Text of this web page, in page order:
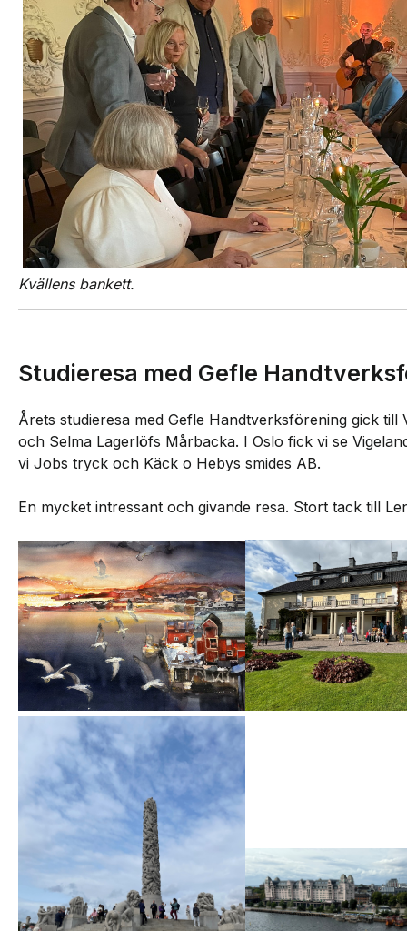
Kvällens bankett.
Studieresa med Gefle
Årets studieresa med Gefle Handtverksförening gick
och Selma Lagerlöfs Mårbacka. I Oslo fick vi se
vi Jobs tryck och Käck o Hebys smides AB.
En mycket intressant och givande resa. Stort tack till